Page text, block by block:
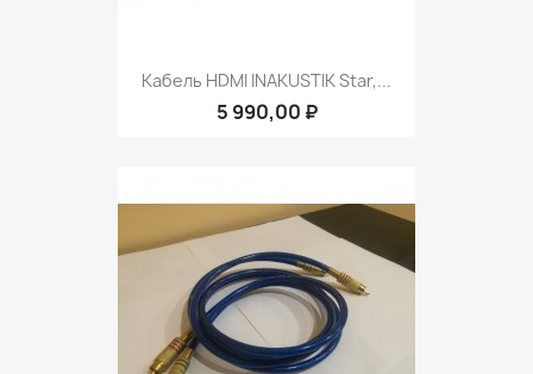
Кабель HDMI INAKUSTIK Star,...
5 990,00 ₽